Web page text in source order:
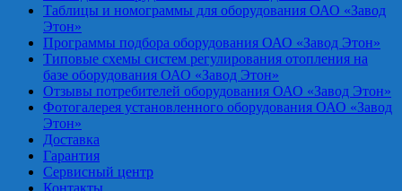
Таблицы и номограммы для оборудования ОАО «Завод
Этон»
Программы подбора оборудования ОАО «Завод Этон»
Типовые схемы систем регулирования отопления на
базе оборудования ОАО «Завод Этон»
Отзывы потребителей оборудования ОАО «Завод Этон»
Фотогалерея установленного оборудования ОАО «Завод
Этон»
Доставка
Гарантия
Сервисный центр
Контакты